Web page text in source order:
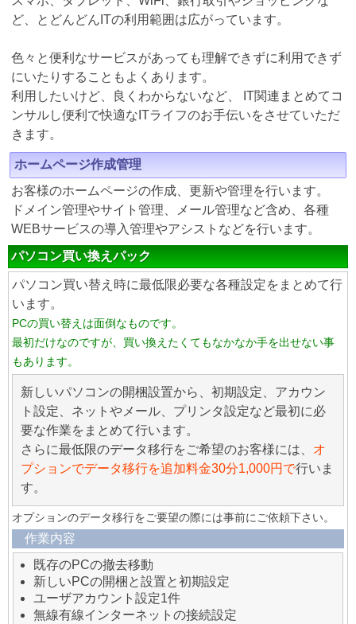
ど、とどんどんITの利用範囲は広がっています。
色々と便利なサービスがあっても理解できずに利用できず
にいたりすることもよくあります。
利用したいけど、良くわからないなど、 IT関連まとめてコ
ンサルし便利で快適なITライフのお手伝いをさせていただ
きます。
ホームページ作成管理
お客様のホームページの作成、更新や管理を行います。
ドメイン管理やサイト管理、メール管理など含め、各種
WEBサービスの導入管理やアシストなどを行います。
パソコン買い換えパック
パソコン買い替え時に最低限必要な各種設定をまとめて行
います。
PCの買い替えは面倒なものです。
最初だけなのですが、買い換えたくてもなかなか手を出せない事
もあります。
新しいパソコンの開梱設置から、初期設定、アカウン
ト設定、ネットやメール、プリンタ設定など最初に必
要な作業をまとめて行います。
さらに最低限のデータ移行をご希望のお客様には、 オ
プションでデータ移行を追加料金30分1,000円で行いま
す。
オプションのデータ移行をご要望の際には事前にご依頼下さい。
作業内容
既存のPCの撤去移動
新しいPCの開梱と設置と初期設定
ユーザアカウント設定1件
無線有線インターネットの接続設定